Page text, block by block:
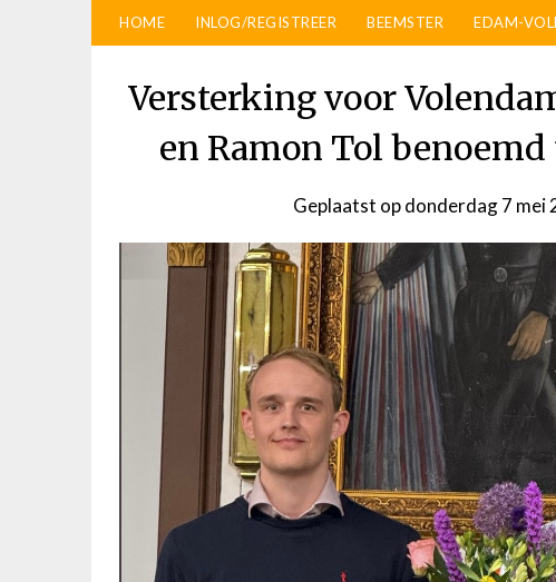
HOME INLOG/REGISTREER BEEMSTER EDAM-
Versterking voor
en Ramon Tol
Geplaatst opdonderdag 7 mei